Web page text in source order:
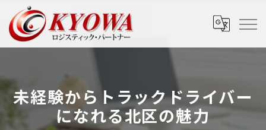
未経験からトラックドライバー
になれる北区の魅力